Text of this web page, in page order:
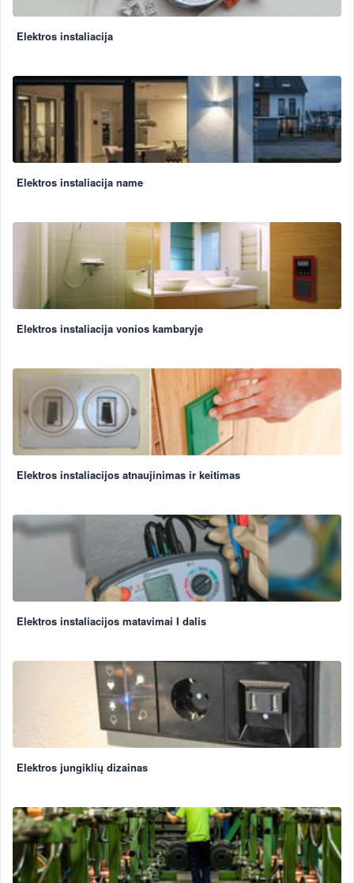
Elektros instaliacija
Elektros instaliacija name
Elektros instaliacija vonios kambaryje
Elektros instaliacijos atnaujinimas ir keitimas
Elektros instaliacijos matavimai I dalis
Elektros jungiklių dizainas